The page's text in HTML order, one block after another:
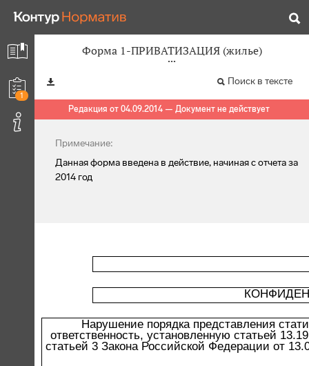
1
Форма 1-ПРИВАТИЗАЦИЯ (жилье)
Поиск в тексте
Редакция от 04.09.2014 — Документ не действует
Примечание:
Данная форма введена в действие, начиная с отчета за
2014 год
Нарушение порядка представления
ответственность, установленную статьей
статьей 3 Закона Российской Федерации от